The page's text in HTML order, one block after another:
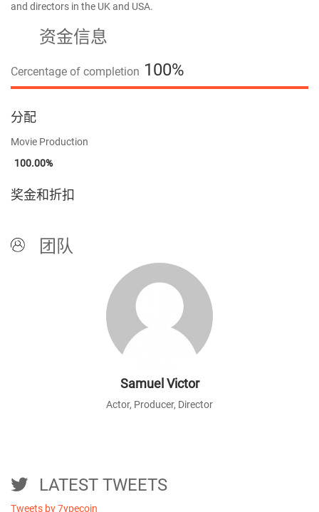
and directors in the UK and USA.
资金信息
Cercentage of completion 100%
分配
Movie Production
100.00%
奖金和折扣
团队
Samuel Victor
Actor, Producer, Director
LATEST TWEETS
Tweets by 7ypecoin